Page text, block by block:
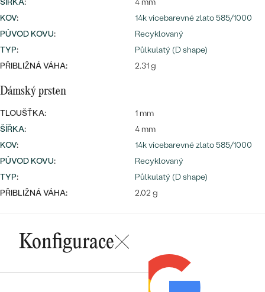
ŠÍŘKA:
4 mm
KOV:
14k vícebarevné zlato 585/1000
PŮVOD KOVU:
Recyklovaný
TYP:
Půlkulatý (D shape)
PŘIBLIŽNÁ VÁHA:
2.31 g
Dámský prsten
TLOUŠŤKA:
1 mm
ŠÍŘKA:
4 mm
KOV:
14k vícebarevné zlato 585/1000
PŮVOD KOVU:
Recyklovaný
TYP:
Půlkulatý (D shape)
PŘIBLIŽNÁ VÁHA:
2.02 g
Konfigurace